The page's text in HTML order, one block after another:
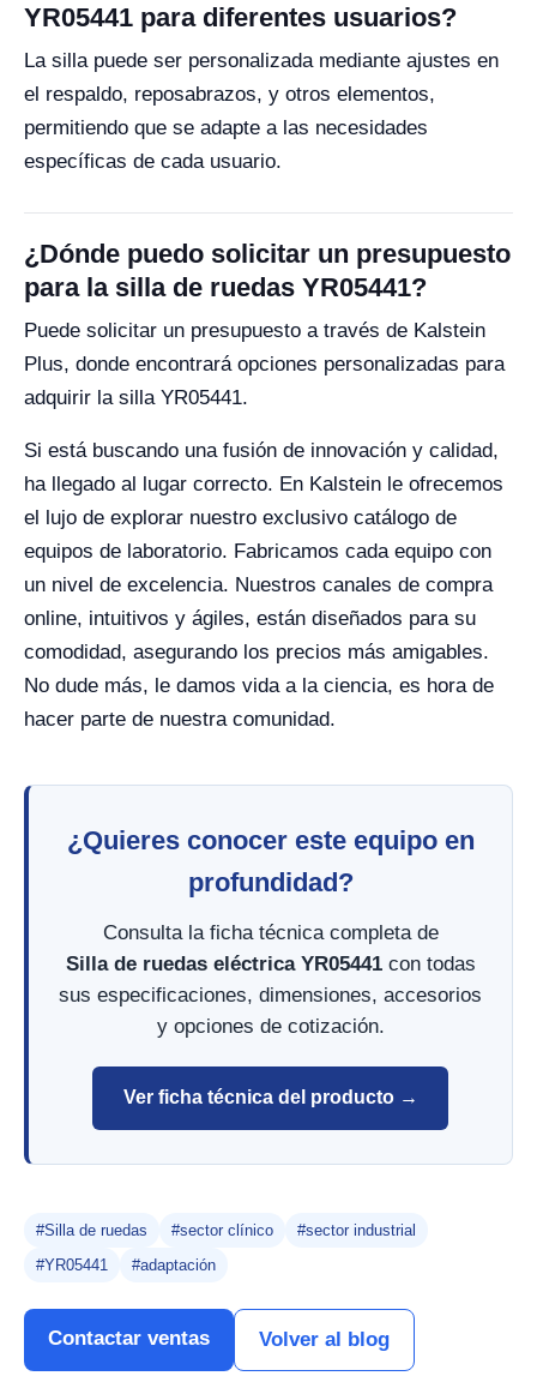
YR05441 para diferentes usuarios?
La silla puede ser personalizada mediante ajustes en
el respaldo, reposabrazos, y otros elementos,
permitiendo que se adapte a las necesidades
específicas de cada usuario.
¿Dónde puedo solicitar un presupuesto
para la silla de ruedas YR05441?
Puede solicitar un presupuesto a través de Kalstein
Plus, donde encontrará opciones personalizadas para
adquirir la silla YR05441.
Si está buscando una fusión de innovación y calidad,
ha llegado al lugar correcto. En Kalstein le ofrecemos
el lujo de explorar nuestro exclusivo catálogo de
equipos de laboratorio. Fabricamos cada equipo con
un nivel de excelencia. Nuestros canales de compra
online, intuitivos y ágiles, están diseñados para su
comodidad, asegurando los precios más amigables.
No dude más, le damos vida a la ciencia, es hora de
hacer parte de nuestra comunidad.
¿Quieres conocer este equipo en
profundidad?
Consulta la ficha técnica completa de
Silla de ruedas eléctrica YR05441con todas
sus especificaciones, dimensiones, accesorios
y opciones de cotización.
Ver ficha técnica del producto →
#Silla de ruedas #sector clínico
#sector industrial
#YR05441
#adaptación
Contactar ventas Volver al blog